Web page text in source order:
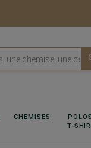
CHEMISES
T-